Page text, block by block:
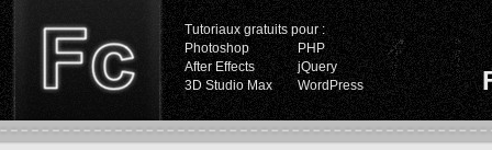
Tutoriaux gratuits pour :
Photoshop
PHP
After Effects
jQuery
3D Studio Max
WordPress